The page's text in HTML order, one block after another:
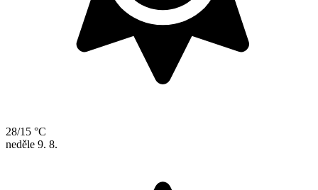
28/15 °C
neděle 9. 8.